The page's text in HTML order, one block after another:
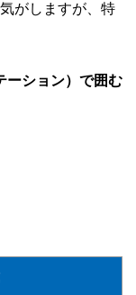
がしますが、特
ーション）で囲む